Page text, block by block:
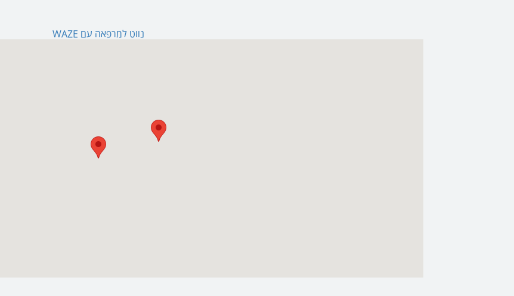
נווט למרפאה עם WAZE